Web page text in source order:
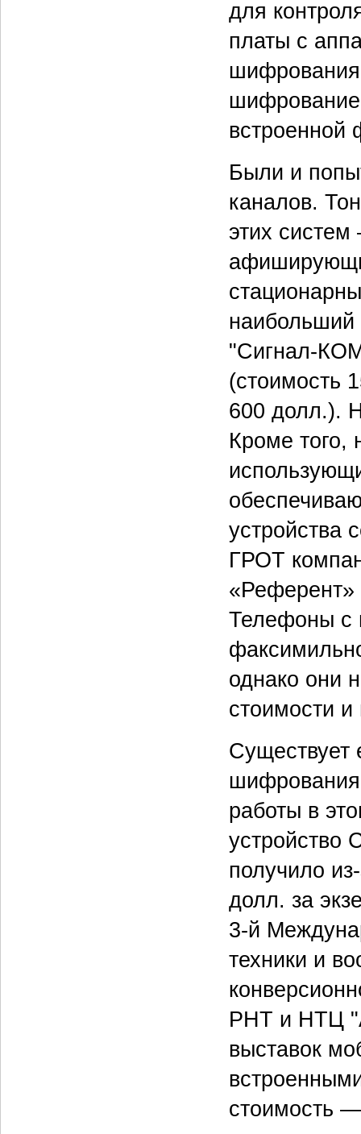
для
платы с
встроенной
Были и
каналов.
этих систем
наибольший
"Сигнал-
(стоимость
600 долл.).
Кроме того,
устройства
ГРОТ
Телефоны с
однако они
стоимости и
работы в
устройство
получило
долл. за
3-й
техники и
РНТ и НТЦ
выставок
стоимость